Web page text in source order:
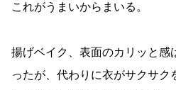
これがうまいからまいる。
揚げベイク、表面のカリッと感
ったが、代わりに衣がサクサク